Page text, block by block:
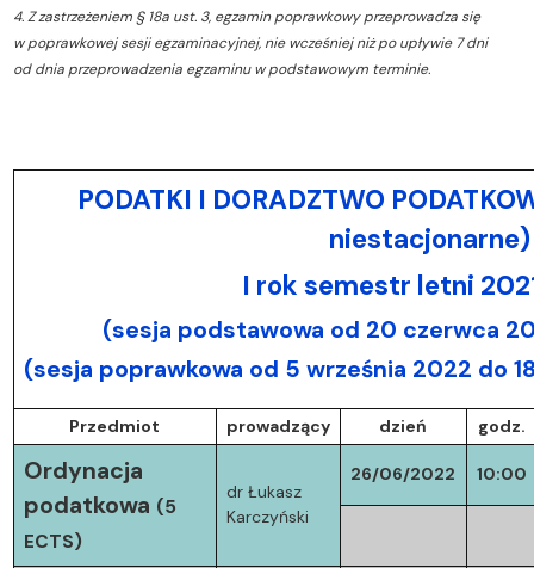
4. Z zastrzeżeniem § 18a ust. 3, egzamin poprawkowy przeprowadza się
w poprawkowej sesji egzaminacyjnej, nie wcześniej niż po upływie 7 dni
od dnia przeprowadzenia egzaminu w podstawowym terminie.
PODATKI I DORADZTWO
niestacjonarne)
I rok semestr letni
(sesja podstawowa od 20 czerwca
(sesja poprawkowa od 5 września 2022 do
Przedmiot prowadzący dzień godz.
Ordynacja
podatkowa (5
ECTS)
dr Łukasz
Karczyński
26/06/2022 10:00